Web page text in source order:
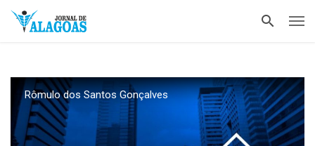
Rômulo dos Santos Gonçalves